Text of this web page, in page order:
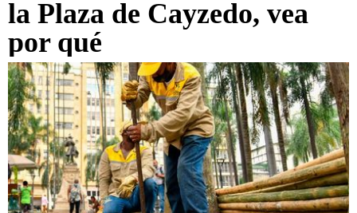
la Plaza de Cayzedo, vea
por qué